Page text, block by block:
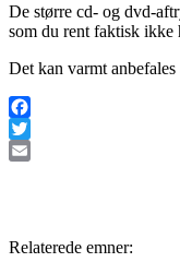
De større cd- og dvd-
som du rent faktisk ikke
Det kan varmt
Facebook
Twitter
Relaterede emner: